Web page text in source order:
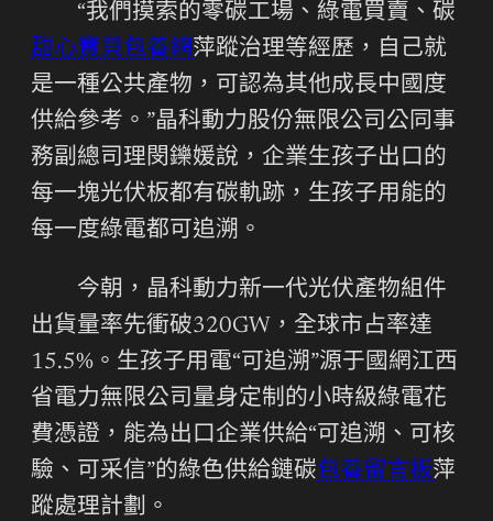
“我們摸索的零碳工場、綠電買賣、碳
甜心寶貝包養網萍蹤治理等經歷，自己就
是一種公共產物，可認為其他成長中國度
供給參考。”晶科動力股份無限公司公同事
務副總司理閔鑠媛說，企業生孩子出口的
每一塊光伏板都有碳軌跡，生孩子用能的
每一度綠電都可追溯。
今朝，晶科動力新一代光伏產物組件
出貨量率先衝破320GW，全球市占率達
15.5%。生孩子用電“可追溯”源于國網江西
省電力無限公司量身定制的小時級綠電花
費憑證，能為出口企業供給“可追溯、可核
驗、可采信”的綠色供給鏈碳包養留言板萍
蹤處理計劃。